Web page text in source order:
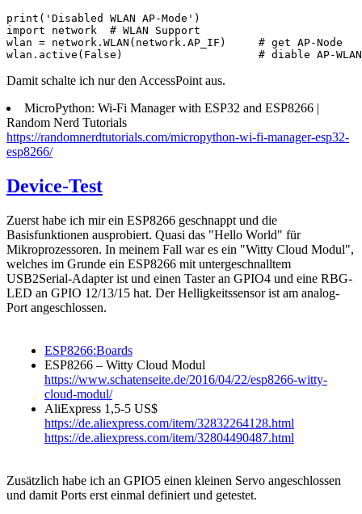
print('Disabled WLAN AP-Mode')
import network  # WLAN Support
wlan = network.WLAN(network.AP_IF)     # get AP-Node
wlan.active(False)                     # diable AP-WLAN
Damit schalte ich nur den AccessPoint aus.
MicroPython: Wi-Fi Manager with ESP32 and ESP8266 |
Random Nerd Tutorials
https://randomnerdtutorials.com/micropython-wi-fi-manager-esp32-
esp8266/
Device-Test
Zuerst habe ich mir ein ESP8266 geschnappt und die
Basisfunktionen ausprobiert. Quasi das "Hello World" für
Mikroprozessoren. In meinem Fall war es ein "Witty Cloud Modul",
welches im Grunde ein ESP8266 mit untergeschnalltem
USB2Serial-Adapter ist und einen Taster an GPIO4 und eine RBG-
LED an GPIO 12/13/15 hat. Der Helligkeitssensor ist am analog-
Port angeschlossen.
ESP8266:Boards
ESP8266 – Witty Cloud Modul
https://www.schatenseite.de/2016/04/22/esp8266-witty-
cloud-modul/
AliExpress 1,5-5 US$
https://de.aliexpress.com/item/32832264128.html
https://de.aliexpress.com/item/32804490487.html
Zusätzlich habe ich an GPIO5 einen kleinen Servo angeschlossen
und damit Ports erst einmal definiert und getestet.